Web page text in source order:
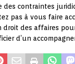
des contraintes
pas à vous faire
droit des affaires
d’un